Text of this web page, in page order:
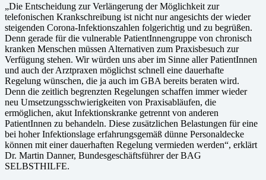
„Die Entscheidung zur Verlängerung der Möglichkeit zur
telefonischen Krankschreibung ist nicht nur angesichts der wieder
steigenden Corona-Infektionszahlen folgerichtig und zu begrüßen.
Denn gerade für die vulnerable PatientInnengruppe von chronisch
kranken Menschen müssen Alternativen zum Praxisbesuch zur
Verfügung stehen. Wir würden uns aber im Sinne aller PatientInnen
und auch der Arztpraxen möglichst schnell eine dauerhafte
Regelung wünschen, die ja auch im GBA bereits beraten wird.
Denn die zeitlich begrenzten Regelungen schaffen immer wieder
neu Umsetzungsschwierigkeiten von Praxisabläufen, die
ermöglichen, akut Infektionskranke getrennt von anderen
PatientInnen zu behandeln. Diese zusätzlichen Belastungen für eine
bei hoher Infektionslage erfahrungsgemäß dünne Personaldecke
können mit einer dauerhaften Regelung vermieden werden“, erklärt
Dr. Martin Danner, Bundesgeschäftsführer der BAG
SELBSTHILFE.